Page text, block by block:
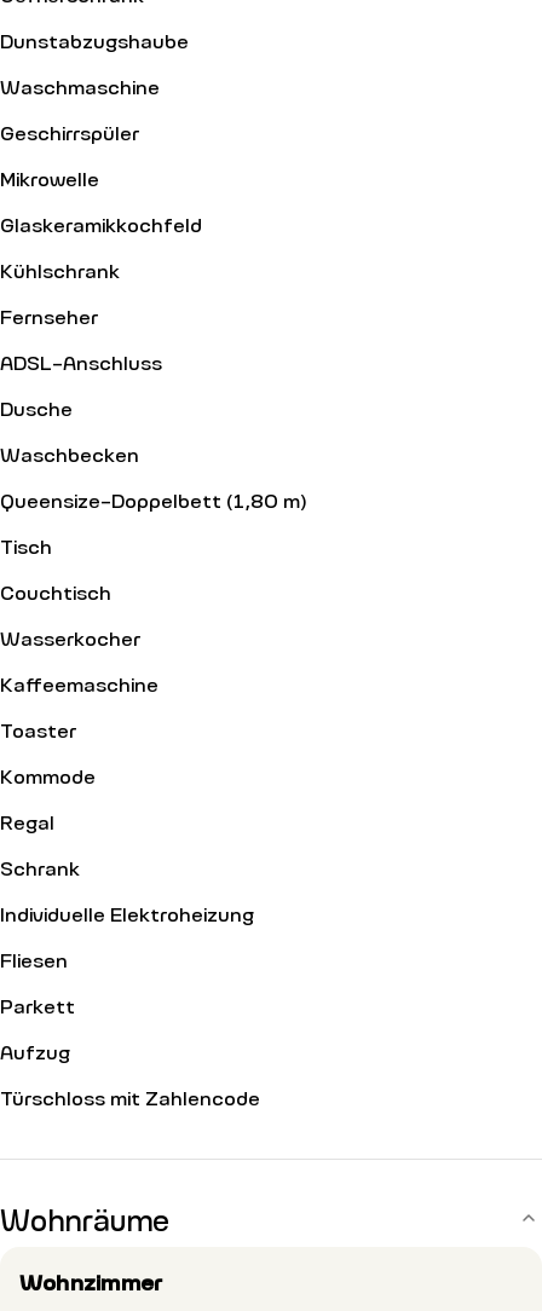
Dunstabzugshaube
Waschmaschine
Geschirrspüler
Mikrowelle
Glaskeramikkochfeld
Kühlschrank
Fernseher
ADSL-Anschluss
Dusche
Waschbecken
Queensize-Doppelbett (1,80 m)
Tisch
Couchtisch
Wasserkocher
Kaffeemaschine
Toaster
Kommode
Regal
Schrank
Individuelle Elektroheizung
Fliesen
Parkett
Aufzug
Türschloss mit Zahlencode
Wohnräume
Wohnzimmer